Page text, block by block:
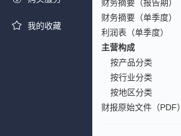
我的收藏
财务摘要（报告期）
财务摘要（单季度）
利润表（单季度）
主营构成
按产品分类
按行业分类
按地区分类
财报原始文件（PDF）